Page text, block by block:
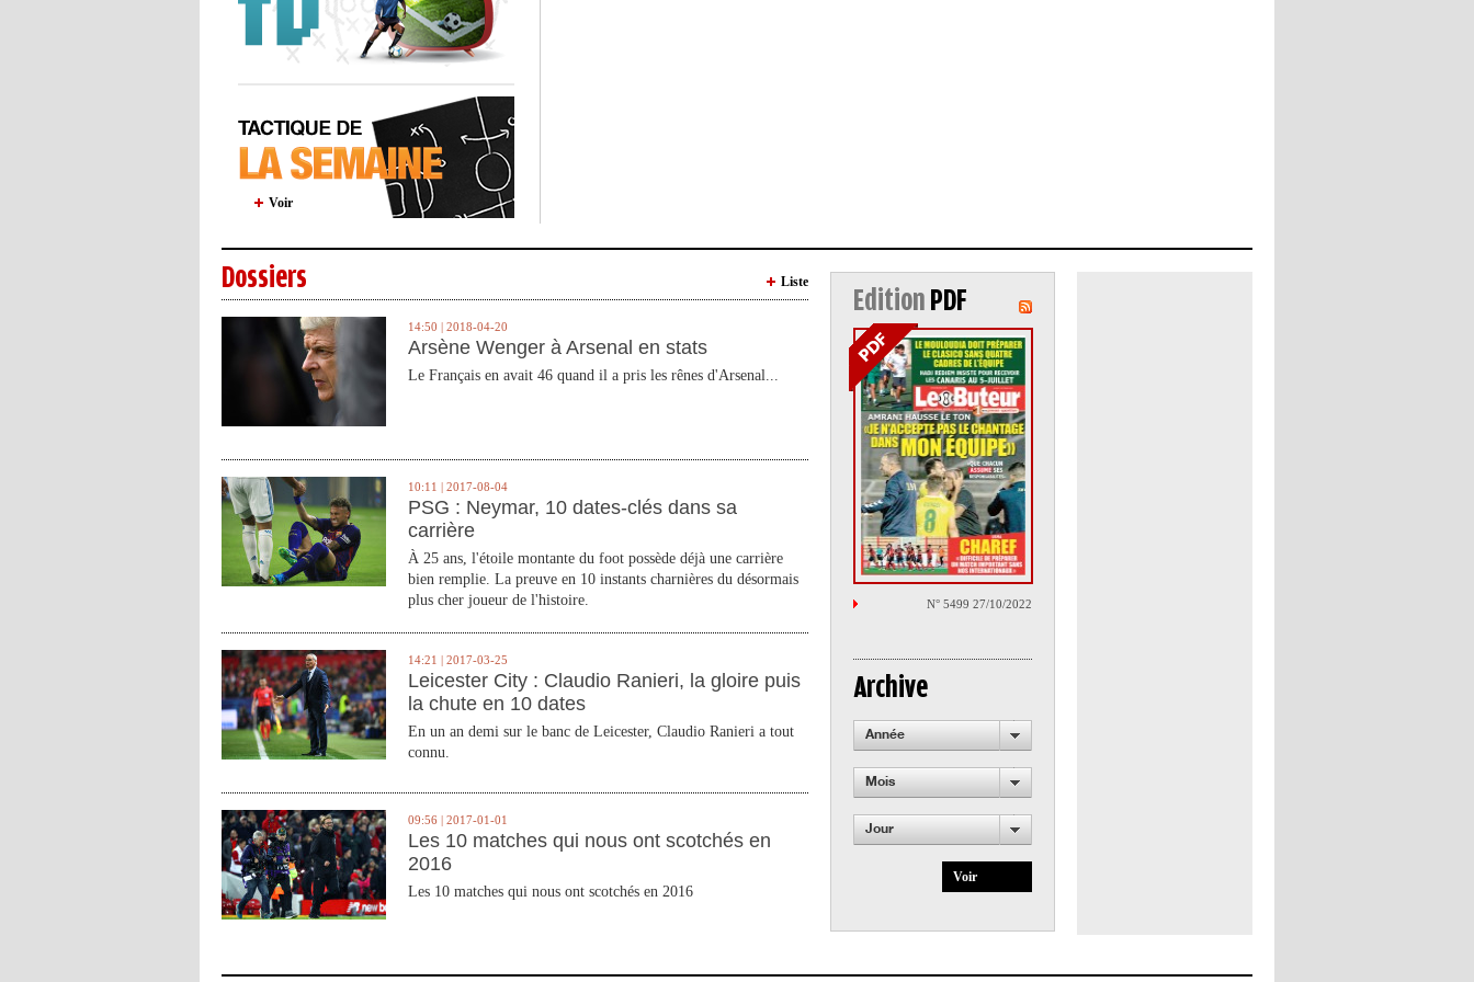
Voir
Dossiers Liste
14:50 | 2018-04-20
Arsène Wenger à Arsenal en stats
Le Français en avait 46 quand il a pris les rênes d'Arsenal...
10:11 | 2017-08-04
PSG : Neymar, 10 dates-clés dans sa
carrière
À 25 ans, l'étoile montante du foot possède déjà une carrière
bien remplie. La preuve en 10 instants charnières du désormais
plus cher joueur de l'histoire.
14:21 | 2017-03-25
Leicester City : Claudio Ranieri, la gloire puis
la chute en 10 dates
En un an demi sur le banc de Leicester, Claudio Ranieri a tout
connu.
09:56 | 2017-01-01
Les 10 matches qui nous ont scotchés en
2016
Les 10 matches qui nous ont scotchés en 2016
Edition PDF
N° 5499 27/10/2022
Archive
Année
Mois
Jour
Voir